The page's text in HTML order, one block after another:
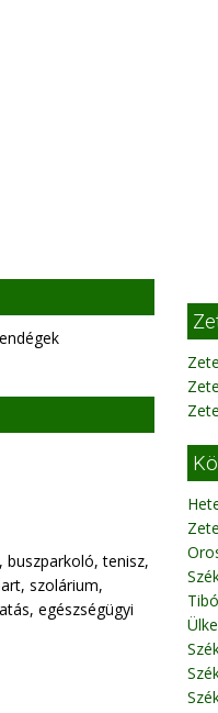
tenisz,
szolárium,
egészségügyi
Ülke